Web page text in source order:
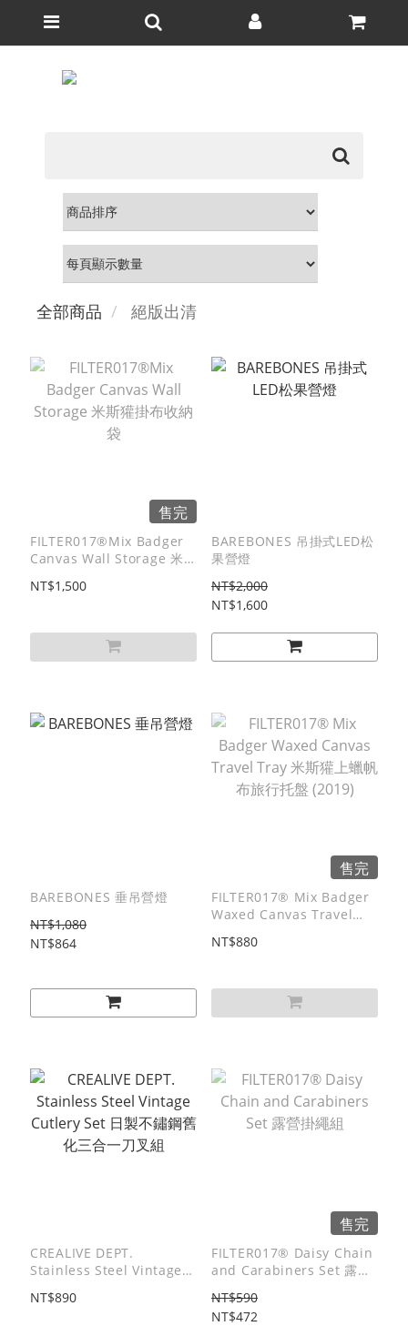
全部商品 絕版出清
售完
FILTER017®Mix Badger
Canvas Wall Storage 米
NT$1,500
BAREBONES 吊掛式LED松
果營燈
NT$2,000
NT$1,600
BAREBONES 垂吊營燈
NT$1,080
NT$864
售完
FILTER017® Mix Badger
Waxed Canvas Travel
托盤 (2019)
NT$880
CREALIVE DEPT.
Stainless Steel Vintage
化三合一刀叉組
NT$890
售完
FILTER017® Daisy Chain
and Carabiners Set 露營
NT$590
NT$472